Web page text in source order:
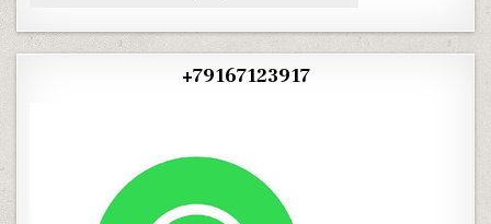
+79167123917